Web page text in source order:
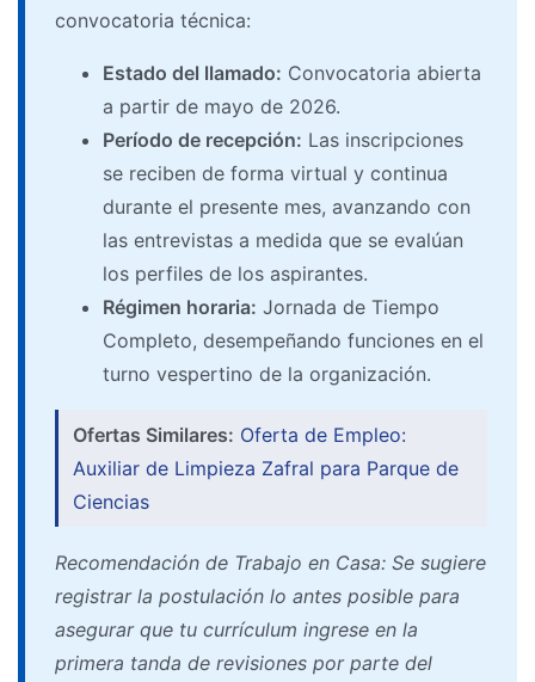
convocatoria técnica:
Estado del llamado: Convocatoria abierta
a partir de mayo de 2026.
Período de recepción: Las inscripciones
se reciben de forma virtual y continua
durante el presente mes, avanzando con
las entrevistas a medida que se evalúan
los perfiles de los aspirantes.
Régimen horaria: Jornada de Tiempo
Completo, desempeñando funciones en el
turno vespertino de la organización.
Ofertas Similares: Oferta de Empleo:
Auxiliar de Limpieza Zafral para Parque de
Ciencias
Recomendación de Trabajo en Casa: Se sugiere
registrar la postulación lo antes posible para
asegurar que tu currículum ingrese en la
primera tanda de revisiones por parte del